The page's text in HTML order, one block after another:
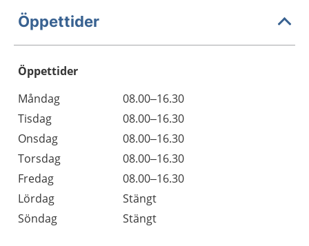
Öppettider
Öppettider
Dag
Öppettider
Kommentarer
Måndag
08.00–16.30
Tisdag
08.00–16.30
Onsdag
08.00–16.30
Torsdag
08.00–16.30
Fredag
08.00–16.30
Lördag
Stängt
Söndag
Stängt